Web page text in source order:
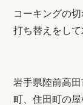
コーキングの
打ち替えをして
岩手県陸前高
町、住田町の